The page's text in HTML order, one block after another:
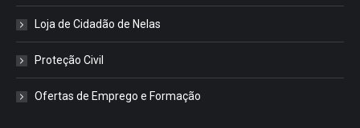
Loja de Cidadão de Nelas
Proteção Civil
Ofertas de Emprego e Formação